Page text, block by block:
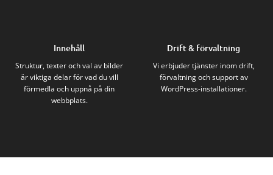
Innehåll
Struktur, texter och val av bilder
är viktiga delar för vad du vill
förmedla och uppnå på din
webbplats.
Drift & förvaltning
Vi erbjuder tjänster inom drift,
förvaltning och support av
WordPress-installationer.